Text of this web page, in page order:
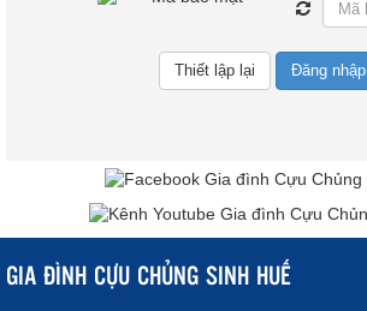
Đăng nhập
GIA ĐÌNH CỰU CHỦNG SINH HUẾ